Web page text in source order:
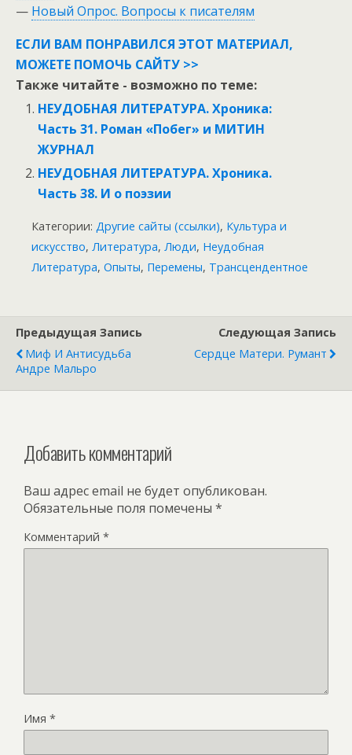
— Новый Опрос. Вопросы к писателям
ЕСЛИ ВАМ ПОНРАВИЛСЯ ЭТОТ МАТЕРИАЛ,
МОЖЕТЕ ПОМОЧЬ САЙТУ >>
Также читайте - возможно по теме:
НЕУДОБНАЯ ЛИТЕРАТУРА. Хроника:
Часть 31. Роман «Побег» и МИТИН
ЖУРНАЛ
НЕУДОБНАЯ ЛИТЕРАТУРА. Хроника.
Часть 38. И о поэзии
Категории: Другие сайты (ссылки), Культура и
искусство, Литература, Люди, Неудобная
Литература, Опыты, Перемены, Трансцендентное
Предыдущая Запись
Миф И Антисудьба
Андре Мальро
Следующая Запись
Сердце Матери. Румант
Добавить комментарий
Ваш адрес email не будет опубликован.
Обязательные поля помечены *
Комментарий *
Имя *